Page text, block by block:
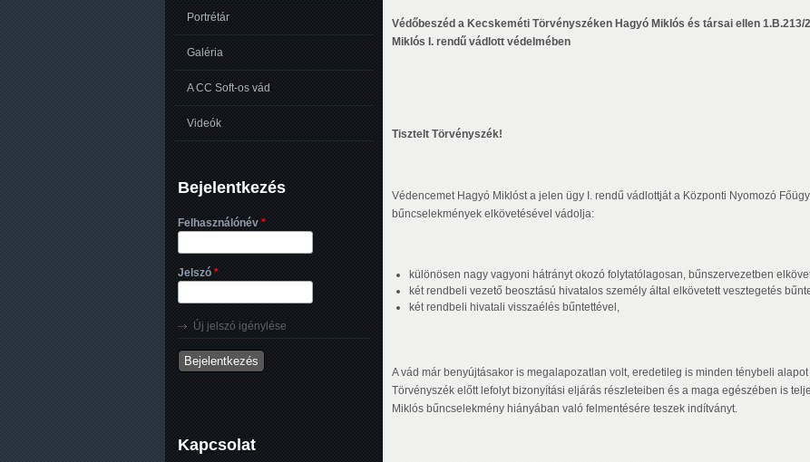
Védőbeszéd a Kecskeméti Törvényszéken Hagyó Miklós és társai ellen
Miklós I. rendű vádlott védelmében
Tisztelt Törvényszék!
Védencemet Hagyó Miklóst a jelen ügy I. rendű vádlottját a Központi Nyomozó
bűncselekmények elkövetésével vádolja:
különösen nagy vagyoni hátrányt okozó folytatólagosan, bűnszervezetben
két rendbeli vezető beosztású hivatalos személy által elkövetett vesztegetés
két rendbeli hivatali visszaélés bűntettével,
A vád már benyújtásakor is megalapozatlan volt, eredetileg is minden ténybeli
Törvényszék előtt lefolyt bizonyítási eljárás részleteiben és a maga egészében is
Miklós bűncselekmény hiányában való felmentésére teszek indítványt.
Portrétár
Galéria
A CC Soft-os vád
Videók
Bejelentkezés
Felhasználónév *
Jelszó *
Új jelszó igénylése
Kapcsolat